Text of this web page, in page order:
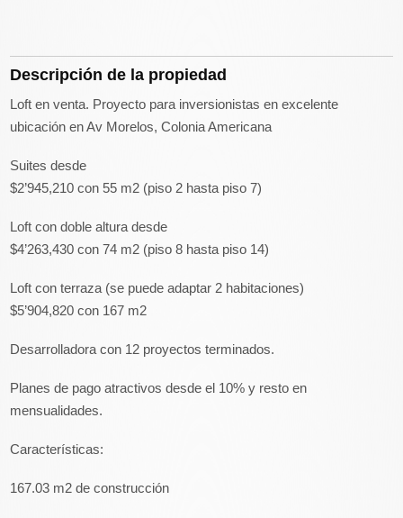
Descripción de la propiedad
Loft en venta. Proyecto para inversionistas en excelente
ubicación en Av Morelos, Colonia Americana
Suites desde
$2’945,210 con 55 m2 (piso 2 hasta piso 7)
Loft con doble altura desde
$4’263,430 con 74 m2 (piso 8 hasta piso 14)
Loft con terraza (se puede adaptar 2 habitaciones)
$5’904,820 con 167 m2
Desarrolladora con 12 proyectos terminados.
Planes de pago atractivos desde el 10% y resto en
mensualidades.
Características:
167.03 m2 de construcción